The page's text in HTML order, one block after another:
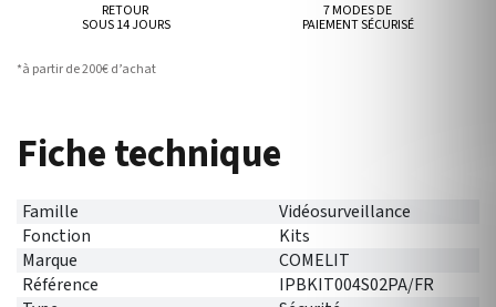
RETOUR
SOUS 14 JOURS
7 MODES DE
PAIEMENT SÉCURISÉ
*à partir de 200€ d’achat
Fiche technique
Famille
Vidéosurveillance
Fonction
Kits
Marque
COMELIT
Référence
IPBKIT004S02PA/FR